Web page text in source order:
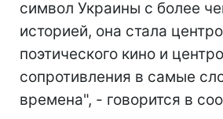
символ Украины с более
историей, она стала
поэтического кино и
сопротивления в самые
времена", - говорится в